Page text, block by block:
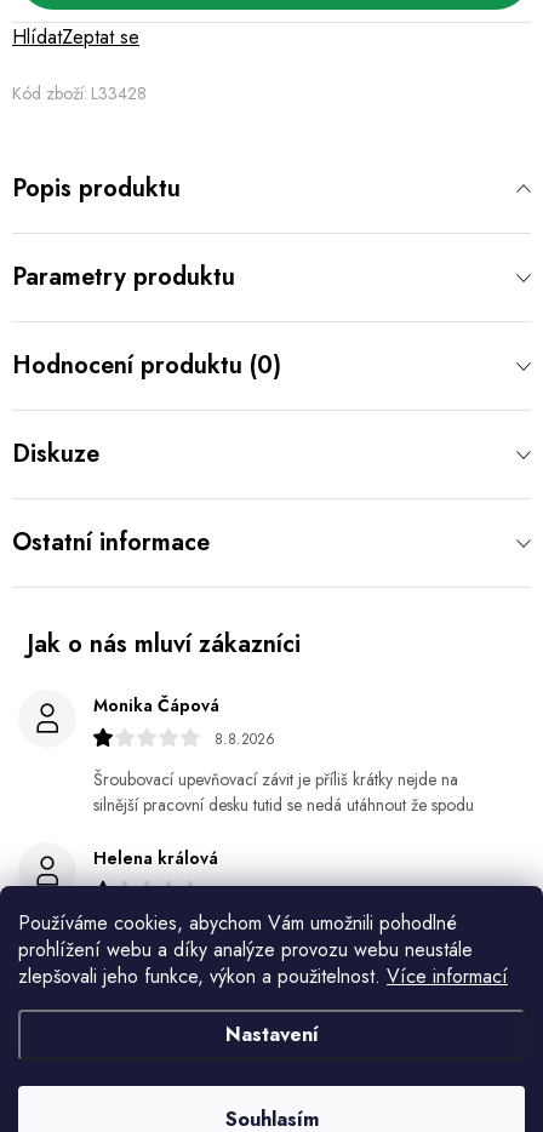
Používáme cookies, abychom Vám umožnili pohodlné
prohlížení webu a díky analýze provozu webu neustále
zlepšovali jeho funkce, výkon a použitelnost. Více informací
Nastavení
Souhlasím
Kód zboží: L33428
Zeptat se
Hlídat
Popis produktu
Parametry produktu
Hodnocení produktu (0)
Diskuze
Ostatní informace
Monika Čápová
8.8.2026
Šroubovací upevňovací závit je příliš krátky nejde na
silnější pracovní desku tutid se nedá utáhnout že spodu
Helena králová
8.8.2026
Objednala jsem si kvetinace a jede n byl praskly dole a
kdyz jsem napsala jak to budem resit tak zadna odpoved
Jiří Jícha
7.8.2026
Ján Kubala
7.8.2026